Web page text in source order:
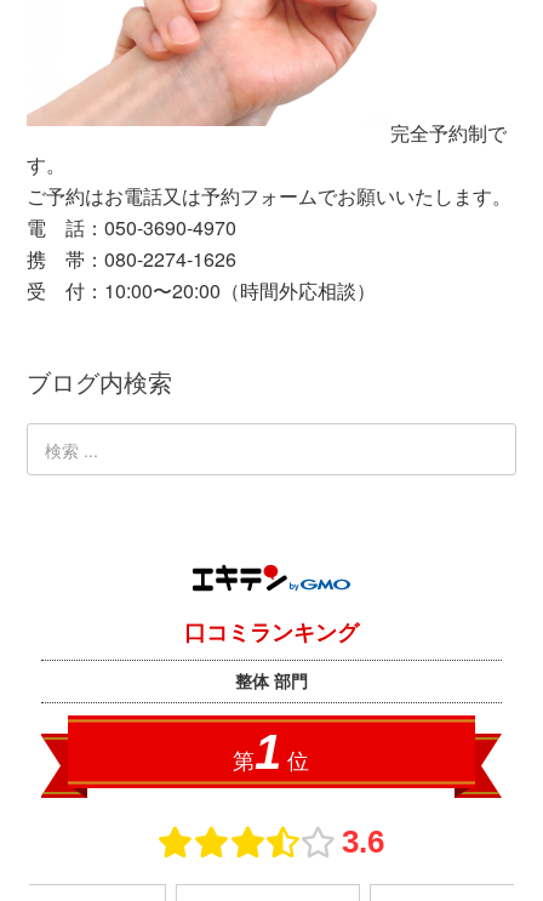
完全予約制で
す。
ご予約はお電話又は予約フォームでお願いいたします。
電 話：050-3690-4970
携 帯：080-2274-1626
受 付：10:00〜20:00（時間外応相談）
ブログ内検索